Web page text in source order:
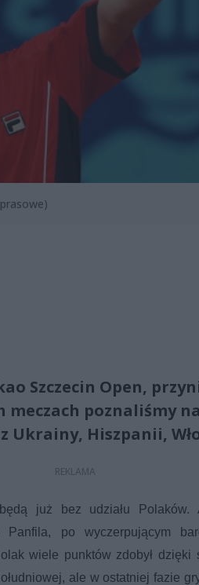
Szczecin Open,
meczach poznaliśmy
Ukrainy, Hiszpanii,
już bez udziału Polaków.
Panfila, po wyczerpującym
wiele punktów zdobył dzięki
ale w ostatniej fazie